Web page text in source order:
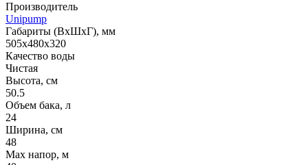
Производитель
Unipump
Габариты (ВхШхГ), мм
505x480x320
Качество воды
Чистая
Высота, см
50.5
Объем бака, л
24
Ширина, см
48
Max напор, м